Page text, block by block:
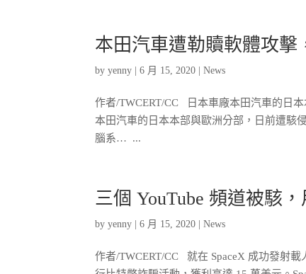
本田汽車遭勒贖軟體攻擊
byyenny |6 月 15, 2020 |News
作者/TWCERT/CC 日本車廠本田汽車的日
本田汽車的日本本部與歐洲分部，日前遭駭
腦系… ...
三個 YouTube 頻道被駭
byyenny |6 月 15, 2020 |News
作者/TWCERT/CC 就在 SpaceX 成功發射